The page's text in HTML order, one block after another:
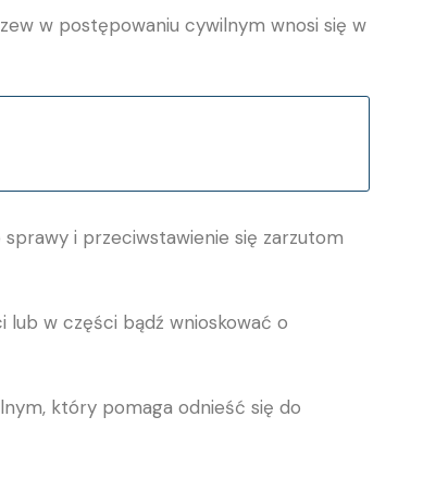
w postępowaniu cywilnym wnosi się w
i przeciwstawienie się zarzutom
w części bądź wnioskować o
który pomaga odnieść się do